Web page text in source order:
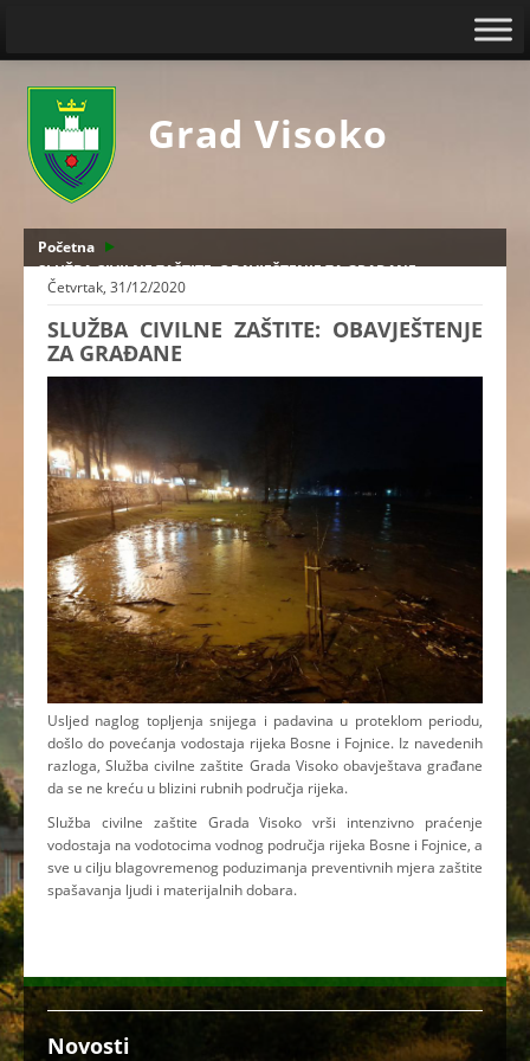
Grad Visoko
Početna
SLUŽBA CIVILNE ZAŠTITE: OBAVJEŠTENJE ZA GRAĐANE
Četvrtak, 31/12/2020
SLUŽBA CIVILNE ZAŠTITE: OBAVJEŠTENJE
ZA GRAĐANE
Usljed naglog topljenja snijega i padavina u proteklom periodu,
došlo do povećanja vodostaja rijeka Bosne i Fojnice. Iz navedenih
razloga, Služba civilne zaštite Grada Visoko obavještava građane
da se ne kreću u blizini rubnih područja rijeka.
Služba civilne zaštite Grada Visoko vrši intenzivno praćenje
vodostaja na vodotocima vodnog područja rijeka Bosne i Fojnice, a
sve u cilju blagovremenog poduzimanja preventivnih mjera zaštite
spašavanja ljudi i materijalnih dobara.
Novosti